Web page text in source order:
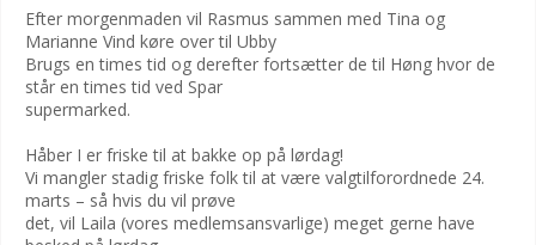
Efter morgenmaden vil Rasmus sammen med Tina og
Marianne Vind køre over til Ubby
Brugs en times tid og derefter fortsætter de til Høng hvor de
står en times tid ved Spar
supermarked.
Håber I er friske til at bakke op på lørdag!
Vi mangler stadig friske folk til at være valgtilforordnede 24.
marts – så hvis du vil prøve
det, vil Laila (vores medlemsansvarlige) meget gerne have